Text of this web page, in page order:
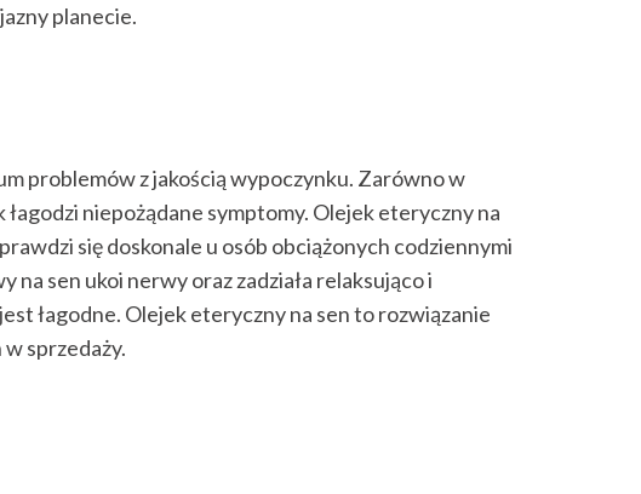
planecie.
problemów z jakością wypoczynku. Zarówno w
niepożądane symptomy. Olejek eteryczny na
się doskonale u osób obciążonych codziennymi
sen ukoi nerwy oraz zadziała relaksująco i
łagodne. Olejek eteryczny na sen to rozwiązanie
sprzedaży.